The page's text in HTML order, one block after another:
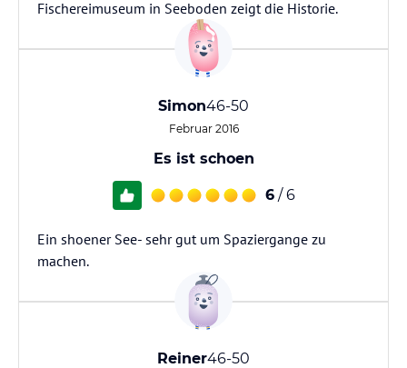
Fischereimuseum in Seeboden zeigt die Historie.
Simon46-50
Februar 2016
Es ist schoen
6 / 6
Ein shoener See- sehr gut um Spaziergange zu
machen.
Reiner46-50